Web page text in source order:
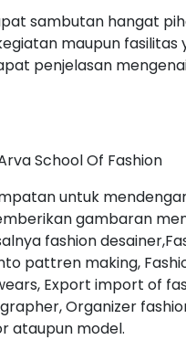
sambutan hangat
maupun fasilitas
penjelasan
School Of Fashion
untuk
gambaran
fashion
pattren making,
Export import of
Organizer
ataupun model.